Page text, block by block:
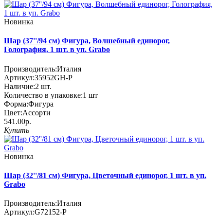
Новинка
Шар (37''/94 см) Фигура, Волшебный единорог,
Голография, 1 шт. в уп. Grabo
Производитель:Италия
Артикул:35952GH-P
Наличие:2 шт.
Количество в упаковке:1 шт
Форма:Фигура
Цвет:Ассорти
541.00р.
Купить
Новинка
Шар (32''/81 см) Фигура, Цветочный единорог, 1 шт. в уп.
Grabo
Производитель:Италия
Артикул:G72152-P